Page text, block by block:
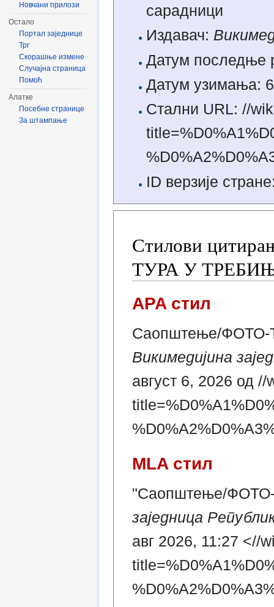
сарадници
Издавач:
Датум последње
Датум узимања:
Стални URL: //
ID верзије
Стилови
ТУРА У
APA стил
Саопштење/ФОТО-
Викимедијина
август 6, 2026 од
MLA стил
"Саопштење/
заједница
авг 2026, 11:27 <//
Новчани прилози
Остало
Портал заједнице
Трг
Скорашње измене
Случајна страница
Помоћ
Алатке
Посебне странице
За штампање